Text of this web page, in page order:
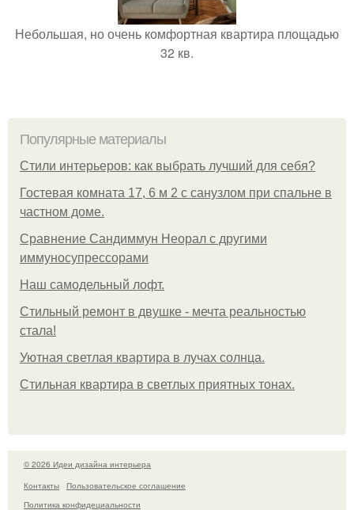
Небольшая, но очень комфортная квартира площадью
32 кв.
Популярные материалы
Стили интерьеров: как выбрать лучший для себя?
Гостевая комната 17, 6 м 2 с санузлом при спальне в
частном доме.
Сравнение Сандиммун Неорал с другими
иммуносупрессорами
Наш самодельный лофт.
Стильный ремонт в двушке - мечта реальностью
стала!
Уютная светлая квартира в лучах солнца.
Стильная квартира в светлых приятных тонах.
© 2026 Идеи дизайна интерьера
Контакты
Пользовательское соглашение
Политика конфидециальности